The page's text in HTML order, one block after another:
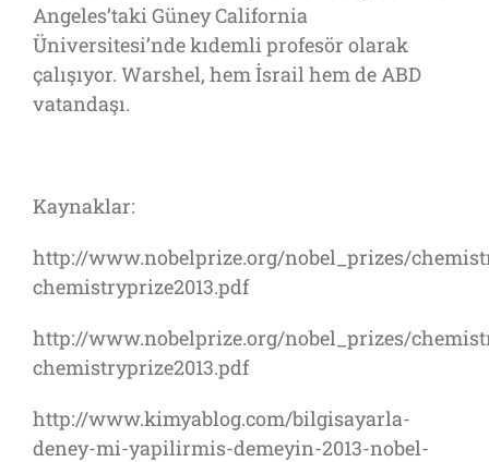
Angeles’taki Güney California
Üniversitesi’nde kıdemli profesör olarak
çalışıyor. Warshel, hem İsrail hem de ABD
vatandaşı.
Kaynaklar:
http://www.nobelprize.org/nobel_prizes/
chemistryprize2013.pdf
http://www.nobelprize.org/nobel_prizes/
chemistryprize2013.pdf
http://www.kimyablog.com/bilgisayarla-
deney-mi-yapilirmis-demeyin-2013-nobel-